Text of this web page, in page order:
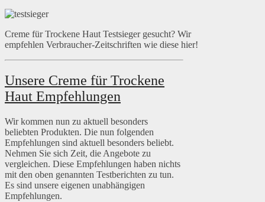
Creme für Trockene Haut Testsieger gesucht? Wir
empfehlen Verbraucher-Zeitschriften wie diese hier!
Unsere Creme für Trockene
Haut Empfehlungen
Wir kommen nun zu aktuell besonders
beliebten Produkten. Die nun folgenden
Empfehlungen sind aktuell besonders beliebt.
Nehmen Sie sich Zeit, die Angebote zu
vergleichen. Diese Empfehlungen haben nichts
mit den oben genannten Testberichten zu tun.
Es sind unsere eigenen unabhängigen
Empfehlungen.